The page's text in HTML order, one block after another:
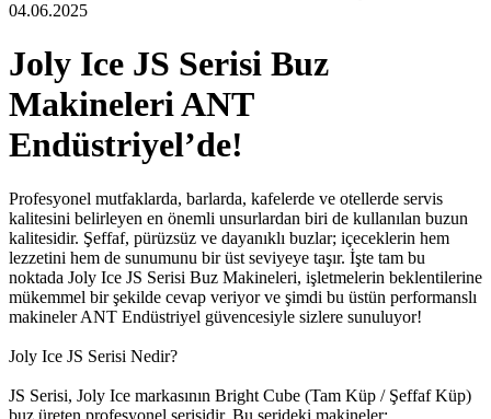
04.06.2025
Joly Ice JS Serisi Buz
Makineleri ANT
Endüstriyel’de!
Profesyonel mutfaklarda, barlarda, kafelerde ve otellerde servis
kalitesini belirleyen en önemli unsurlardan biri de kullanılan buzun
kalitesidir. Şeffaf, pürüzsüz ve dayanıklı buzlar; içeceklerin hem
lezzetini hem de sunumunu bir üst seviyeye taşır. İşte tam bu
noktada Joly Ice JS Serisi Buz Makineleri, işletmelerin beklentilerine
mükemmel bir şekilde cevap veriyor ve şimdi bu üstün performanslı
makineler ANT Endüstriyel güvencesiyle sizlere sunuluyor!
Joly Ice JS Serisi Nedir?
JS Serisi, Joly Ice markasının Bright Cube (Tam Küp / Şeffaf Küp)
buz üreten profesyonel serisidir. Bu serideki makineler;